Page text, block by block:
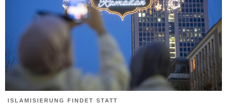
ISLAMISIERUNG FINDET STATT